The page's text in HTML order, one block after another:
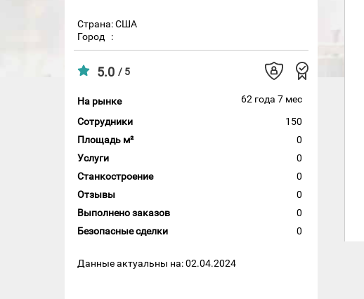
Страна: США
Город
:
5.0 / 5
На рынке
62 года 7 мес
Сотрудники
150
Площадь м²
0
Услуги
0
Станкостроение
0
Отзывы
0
Выполнено заказов
0
Безопасные сделки
0
Данные актуальны на: 02.04.2024